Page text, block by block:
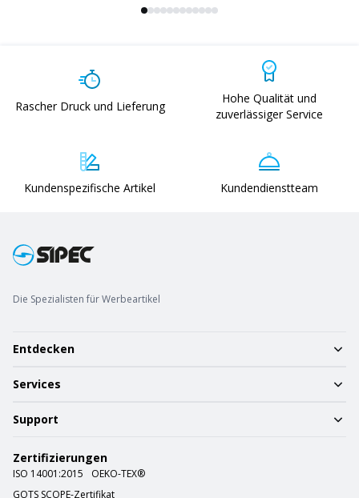
Rascher Druck und Lieferung
Hohe Qualität und
zuverlässiger Service
Kundenspezifische Artikel Kundendienstteam
Die Spezialisten für Werbeartikel
Entdecken
Services
Support
Zertifizierungen
ISO 14001:2015
OEKO-TEX®
GOTS SCOPE-Zertifikat